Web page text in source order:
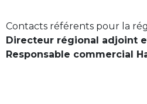
Contacts référents pour la
Directeur régional adjoint
Responsable commercial